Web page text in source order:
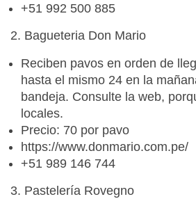
+51 992 500 885
2. Bagueteria Don Mario
Reciben pavos en orden de
hasta el mismo 24 en la
bandeja. Consulte la web,
locales.
Precio: 70 por pavo
https://www.donmario.com.pe/
+51 989 146 744
3. Pastelería Rovegno